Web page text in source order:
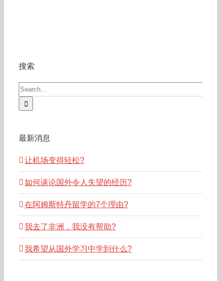
搜索
Search
for:
最新消息
让机场变得轻松?
如何谈论国外令人失望的经历?
在阿姆斯特丹留学的7个理由?
我去了非洲，我没有帮助?
我希望从国外学习中学到什么?